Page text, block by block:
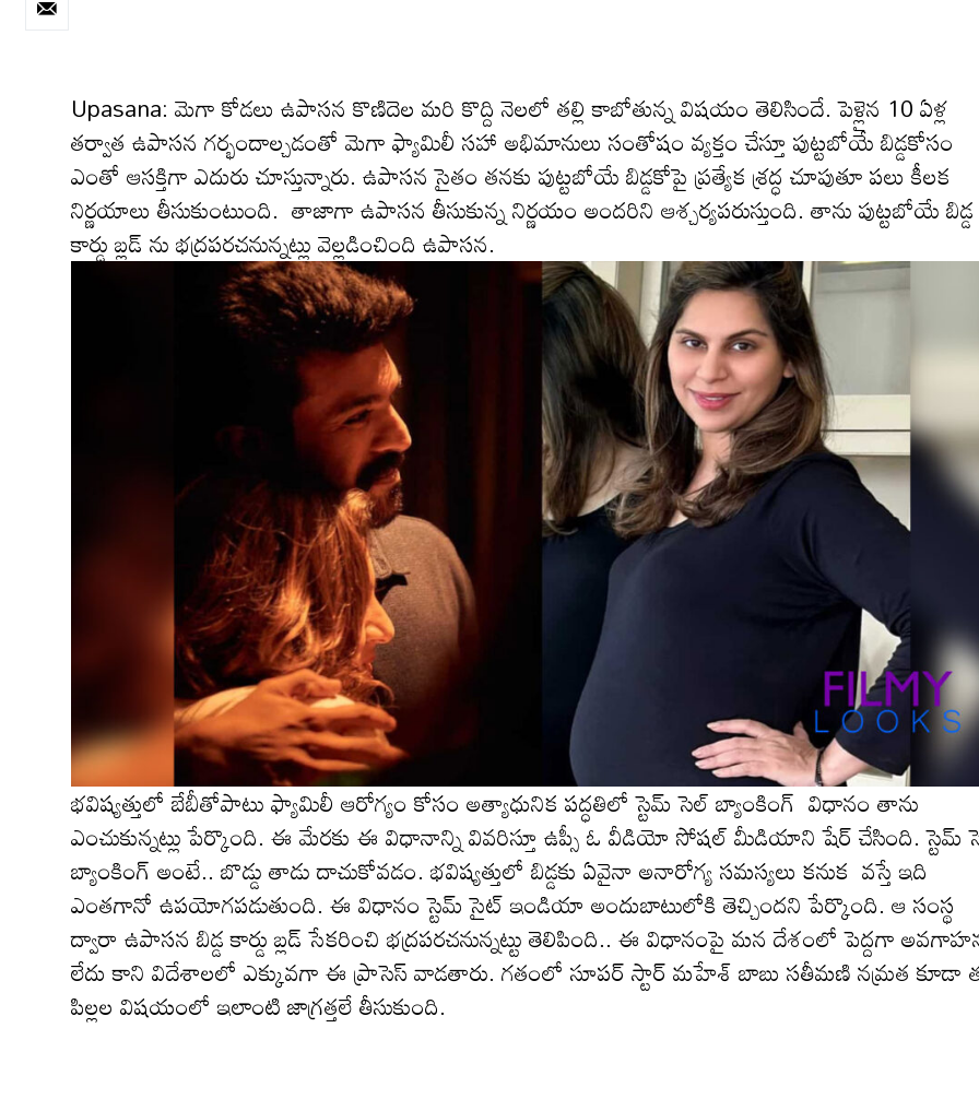
Upasana: మెగా కోడలు ఉపాసన కొణిదెల మ‌రి కొద్ది నెల‌లో తల్లి కాబోతున్న విషయం తెలిసిందే. పెళ్లైన 10 ఏళ్ల
తర్వాత ఉపాస‌న‌ గర్భందాల్చడంతో మెగా ఫ్యామిలీ సహా అభిమానులు సంతోషం వ్యక్తం చేస్తూ పుట్ట‌బోయే బిడ్డ‌కోసం
ఎంతో ఆస‌క్తిగా ఎదురు చూస్తున్నారు. ఉపాసన సైతం తనకు పుట్టబోయే బిడ్డకోపై ప్రత్యేక శ్రద్ధ చూపుతూ ప‌లు కీల‌క
నిర్ణ‌యాలు తీసుకుంటుంది. తాజాగా ఉపాస‌న తీసుకున్న నిర్ణ‌యం అందరిని ఆశ్చ‌ర్య‌ప‌రుస్తుంది. తాను పుట్టబోయే బిడ్డ
కార్డు బ్లడ్ ను భద్రపరచనున్నట్లు వెల్లడించింది ఉపాస‌న‌.
భవిష్యత్తులో బేబీతోపాటు ఫ్యామిలీ ఆరోగ్యం కోసం అత్యాధునిక పద్ధతిలో స్టెమ్ సెల్ బ్యాంకింగ్ విధానం తాను
ఎంచుకున్నట్లు పేర్కొంది. ఈ మేరకు ఈ విధానాన్ని వివరిస్తూ ఉప్సీ ఓ వీడియో సోషల్ మీడియాని షేర్ చేసింది. స్టెమ్
బ్యాంకింగ్ అంటే.. బొడ్డు తాడు దాచుకోవడం. భవిష్యత్తులో బిడ్డకు ఏవైనా అనారోగ్య సమస్యలు క‌నుక వస్తే ఇది
ఎంతగానో ఉపయోగపడుతుంది. ఈ విధానం స్టెమ్ సైట్ ఇండియా అందుబాటులోకి తెచ్చిందని పేర్కొంది. ఆ సంస్థ
ద్వారా ఉపాసన బిడ్డ కార్డు బ్లడ్ సేకరించి భద్రపరచనున్న‌ట్టు తెలిపింది.. ఈ విధానంపై మన దేశంలో పెద్దగా
లేదు కాని విదేశాల‌లో ఎక్కువగా ఈ ప్రాసెస్ వాడ‌తారు. గతంలో సూప‌ర్ స్టార్ మహేశ్ బాబు సతీమణి నమ్రత కూడా
పిల్లల విషయంలో ఇలాంటి జాగ్రత్తలే తీసుకుంది.